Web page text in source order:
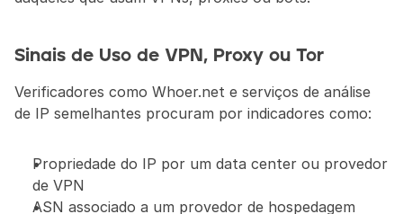
Sinais de Uso de VPN, Proxy ou Tor
Verificadores como Whoer.net e serviços de análise
de IP semelhantes procuram por indicadores como:
Propriedade do IP por um data center ou provedor
de VPN
ASN associado a um provedor de hospedagem